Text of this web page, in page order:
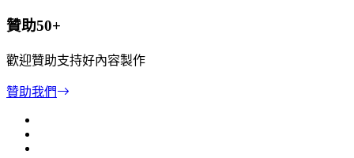
贊助50+
歡迎贊助支持好內容製作
贊助我們